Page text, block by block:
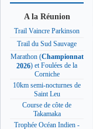
A la Réunion
Trail Vaincre Parkinson
Trail du Sud Sauvage
Marathon (Championnat
2026) et Foulées de la
Corniche
10km semi-nocturnes de
Saint Leu
Course de côte de
Takamaka
Trophée Océan Indien -